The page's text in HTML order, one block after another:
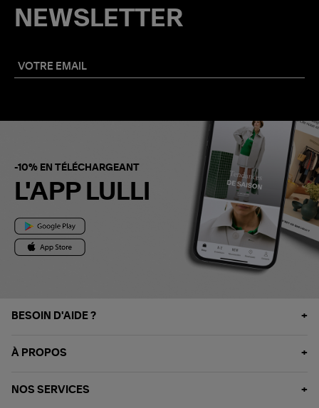
NEWSLETTER
-10% EN TÉLÉCHARGEANT
L'APP LULLI
BESOIN D'AIDE ?
À PROPOS
NOS SERVICES